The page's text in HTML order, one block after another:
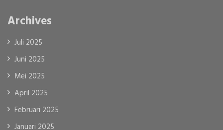
Archives
Juli 2025
Juni 2025
Mei 2025
April 2025
Februari 2025
Januari 2025